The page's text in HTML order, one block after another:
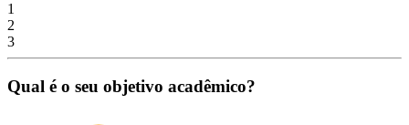
1
2
3
Qual é o seu objetivo acadêmico?